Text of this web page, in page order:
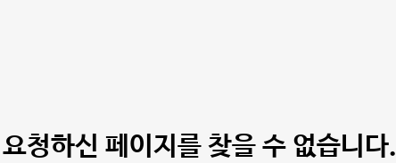
요청하신 페이지를 찾을 수 없습니다.